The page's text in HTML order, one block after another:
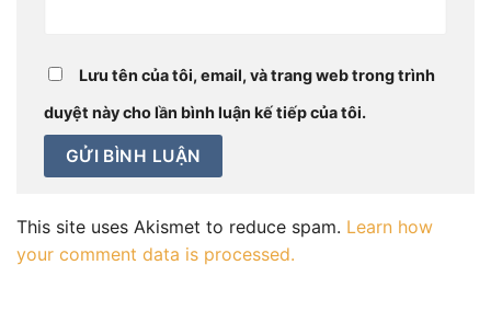
Lưu tên của tôi, email, và trang web trong trình
duyệt này cho lần bình luận kế tiếp của tôi.
This site uses Akismet to reduce spam. Learn how
your comment data is processed.